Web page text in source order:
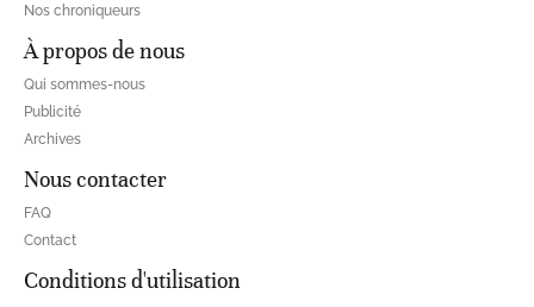
Nos chroniqueurs
À propos de nous
Qui sommes-nous
Publicité
Archives
Nous contacter
FAQ
Contact
Conditions d'utilisation